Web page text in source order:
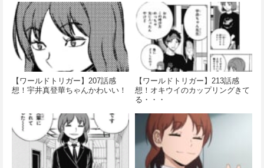
【ワールドトリガー】207話感
想！宇井真登華ちゃんかわいい！
【ワールドトリガー】213話感
想！オキウイのカップリングきて
る・・・